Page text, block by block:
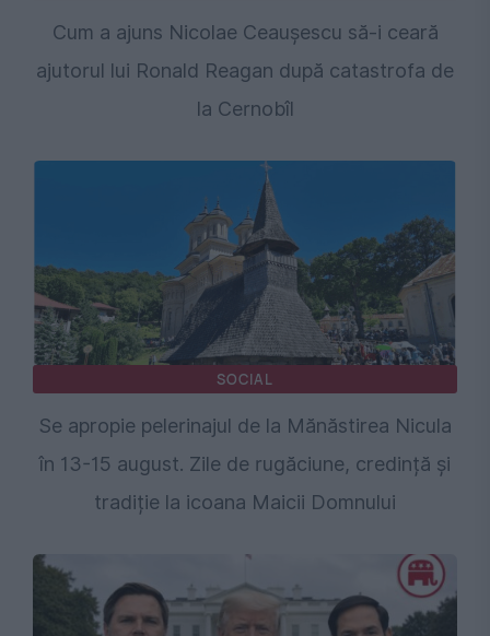
Cum a ajuns Nicolae Ceaușescu să-i ceară
ajutorul lui Ronald Reagan după catastrofa de
la Cernobîl
SOCIAL
Se apropie pelerinajul de la Mănăstirea Nicula
în 13-15 august. Zile de rugăciune, credință și
tradiție la icoana Maicii Domnului